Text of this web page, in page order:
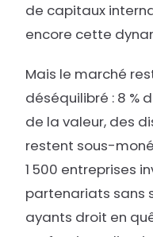
de capitaux
encore cette
Mais le marché
déséquilibré : 8 %
de la valeur, des
restent sous-
1 500 entreprises
partenariats sans
ayants droit en